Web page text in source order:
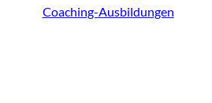
Coaching-Ausbildungen